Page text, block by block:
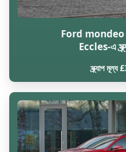
Ford
Eccles-এ
স্ক্র্যাপ মূল্য